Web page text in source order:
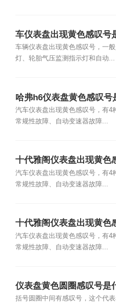
车仪表盘出现黄色感叹号
思？
车辆仪表盘出现黄色感叹号，一
灯、轮胎气压监测指示灯和自动...
哈弗h6仪表盘黄色感叹号
思?
汽车仪表盘出现黄色感叹号，有4
常规性故障、自动变速器故障...
十代雅阁仪表盘出现黄色
么原因？
汽车仪表盘出现黄色感叹号，有4
常规性故障、自动变速器故障...
十代雅阁仪表盘出现黄色
么意思？
汽车仪表盘出现黄色感叹号，有4
常规性故障、自动变速器故障...
仪表盘黄色圆圈感叹号是
括号圆圈中间有感叹号，这个代